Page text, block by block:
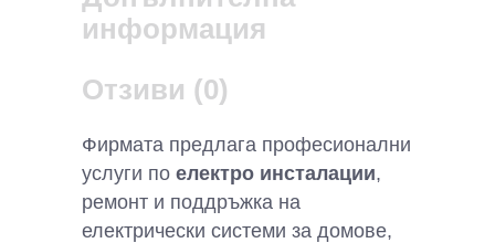
информация
Отзиви (0)
Фирмата предлага професионални
услуги по електро инсталации,
ремонт и поддръжка на
електрически системи за домове,